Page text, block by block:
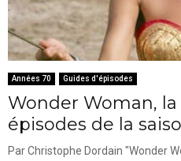
Années 70 Guides d'épisodes
Wonder Woman,
épisodes de la
Par Christophe Dordain "Wonder